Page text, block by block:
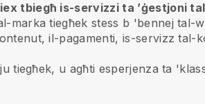
tbiegħ is-servizzi ta ’ġestjoni
marka tiegħek stess b 'bennej
il-pagamenti, is-servizz
tiegħek, u agħti esperjenza ta